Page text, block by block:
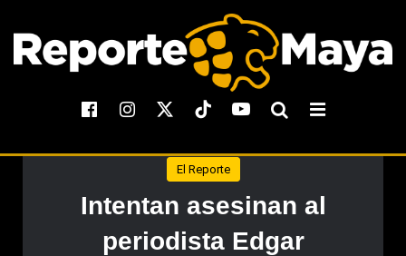
El Reporte
Intentan asesinan al
periodista Edgar